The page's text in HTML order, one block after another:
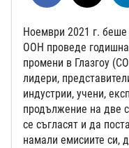
Ноември 2021 г.
ООН проведе
промени в Глазгоу
лидери,
индустрии, учени,
продължение на две
се съгласят и да
намали емисиите си,